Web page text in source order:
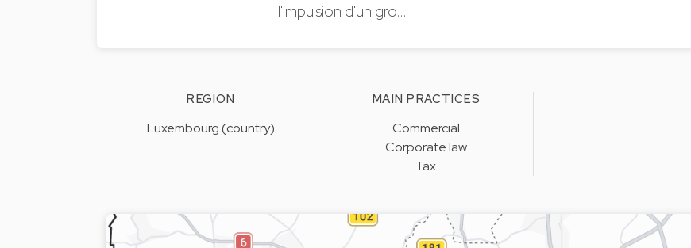
l'impulsion d'un gro…
REGION
Luxembourg (country)
MAIN PRACTICES
Commercial
Corporate law
Tax